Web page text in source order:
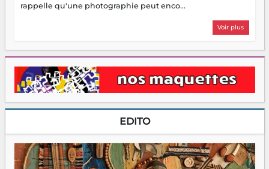
rappelle qu'une photographie peut enco...
Voir plus
EDITO